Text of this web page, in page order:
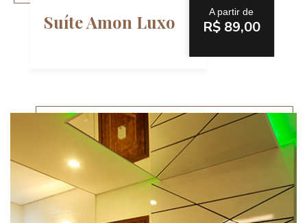
Suíte Amon Luxo A partir de
R$ 89,00